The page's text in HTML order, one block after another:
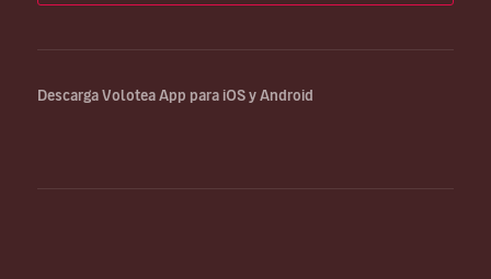
Descarga Volotea App para iOS y Android